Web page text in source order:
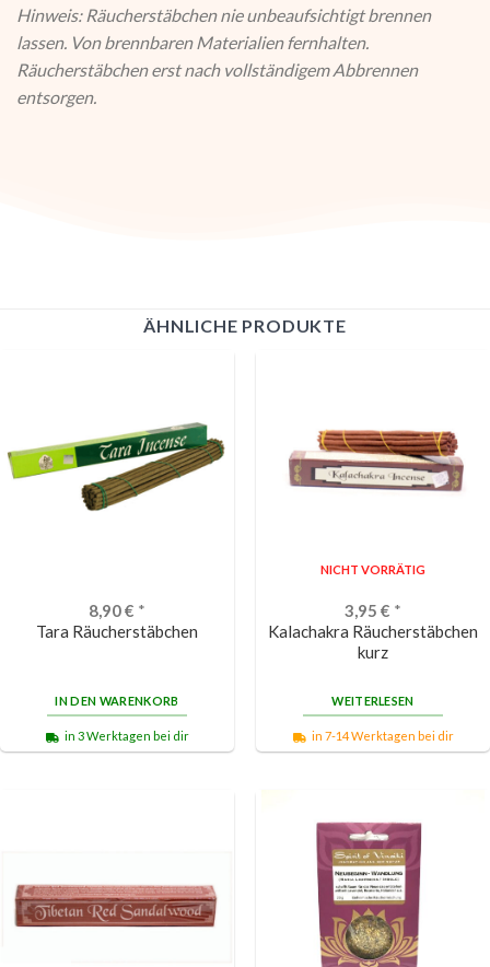
Hinweis: Räucherstäbchen nie unbeaufsichtigt brennen
lassen. Von brennbaren Materialien fernhalten.
Räucherstäbchen erst nach vollständigem Abbrennen
entsorgen.
ÄHNLICHE PRODUKTE
8,90€ *
Tara Räucherstäbchen
IN DEN WARENKORB
in 3 Werktagen bei dir
NICHT VORRÄTIG
3,95 € *
Kalachakra Räucherstäbchen
kurz
WEITERLESEN
in 7-14 Werktagen bei dir